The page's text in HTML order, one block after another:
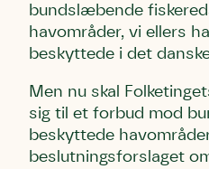
bundslæbende
havområder, vi ellers
beskyttede i det
Men nu skal
sig til et forbud mod
beskyttede
beslutningsforslaget